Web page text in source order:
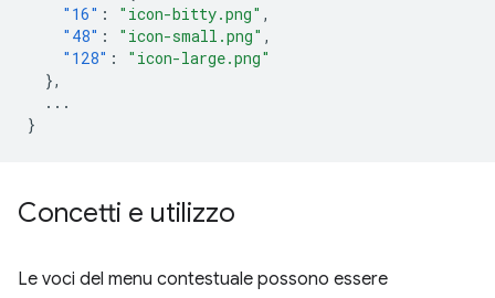
"16" : "icon-bitty.png" ,
"48" : "icon-small.png" ,
"128" :
"icon-large.png"
},
...
}
Concetti e utilizzo
Le voci del menu contestuale possono essere